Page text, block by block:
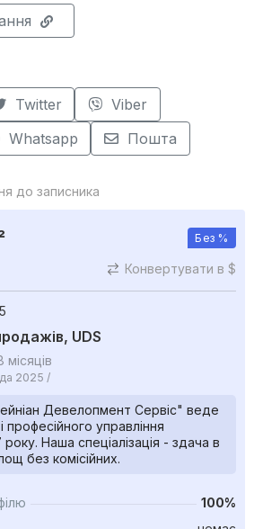
Twitter
Viber
Whatsapp Пошта
до записника
Без %
Конвертувати в $
UDS
місяців
2025 /
Девелопмент Сервіс" веде
професійного управління
Наша спеціалізація - здача в
без комісійних.
100%